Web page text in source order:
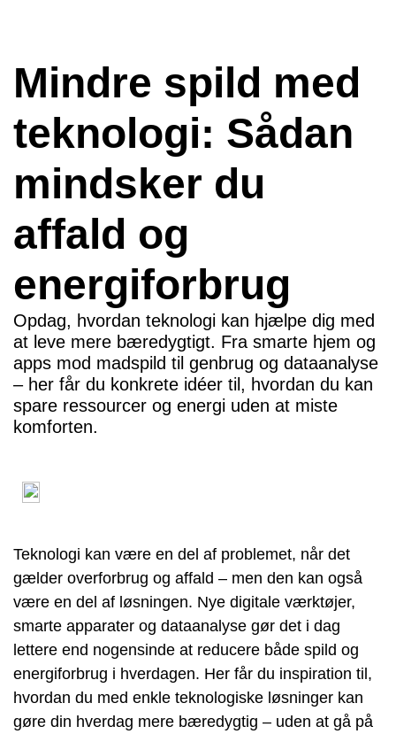
Mindre spild med
teknologi: Sådan
mindsker du
affald og
energiforbrug
Opdag, hvordan teknologi kan hjælpe dig med
at leve mere bæredygtigt. Fra smarte hjem og
apps mod madspild til genbrug og dataanalyse
– her får du konkrete idéer til, hvordan du kan
spare ressourcer og energi uden at miste
komforten.
Teknologi kan være en del af problemet, når det
gælder overforbrug og affald – men den kan også
være en del af løsningen. Nye digitale værktøjer,
smarte apparater og dataanalyse gør det i dag
lettere end nogensinde at reducere både spild og
energiforbrug i hverdagen. Her får du inspiration til,
hvordan du med enkle teknologiske løsninger kan
gøre din hverdag mere bæredygtig – uden at gå på